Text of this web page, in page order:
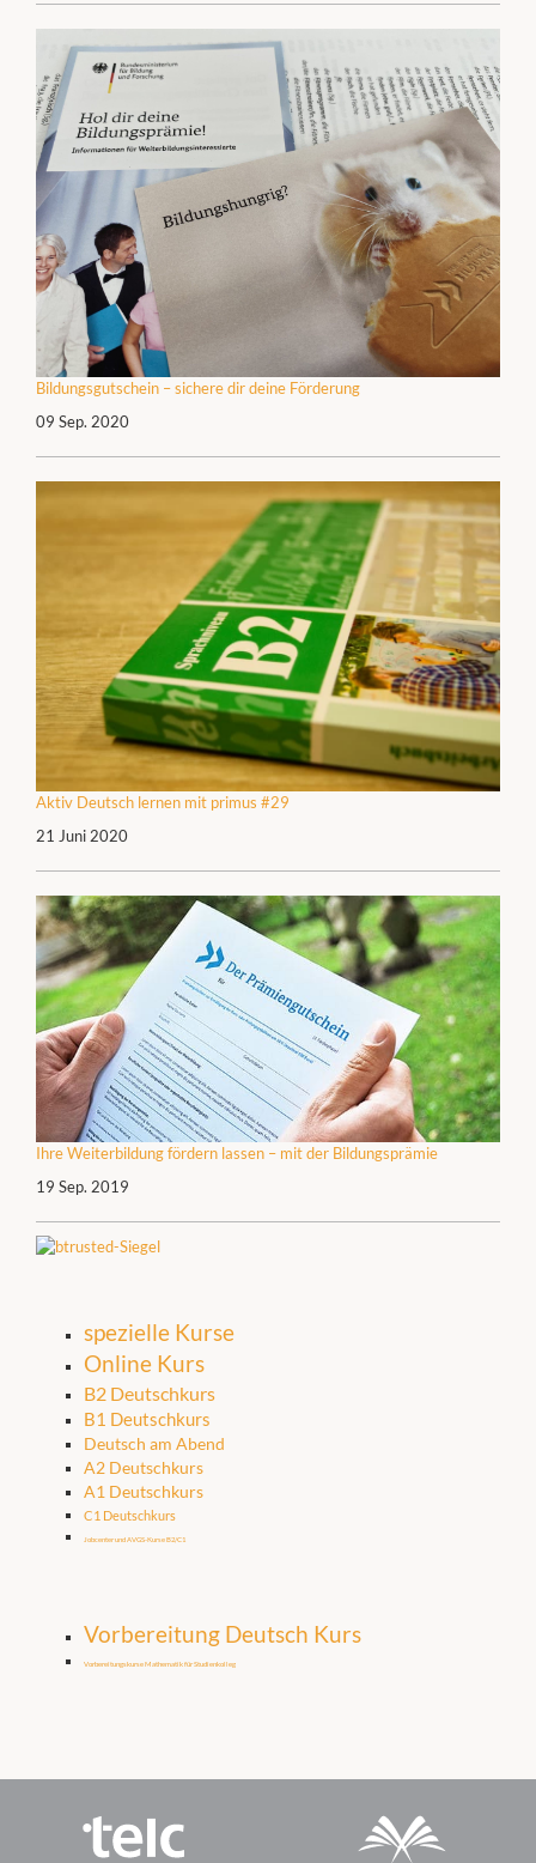
Bildungsgutschein – sichere dir deine Förderung
09 Sep. 2020
Aktiv Deutsch lernen mit primus #29
21 Juni 2020
Ihre Weiterbildung fördern lassen – mit der Bildungsprämie
19 Sep. 2019
spezielle Kurse
Online Kurs
B2 Deutschkurs
B1 Deutschkurs
Deutsch am Abend
A2 Deutschkurs
A1 Deutschkurs
C1 Deutschkurs
Jobcenter und AVGS-Kurse B2/C1
Vorbereitung Deutsch Kurs
Vorbereitungskurse Mathematik für Studienkolleg